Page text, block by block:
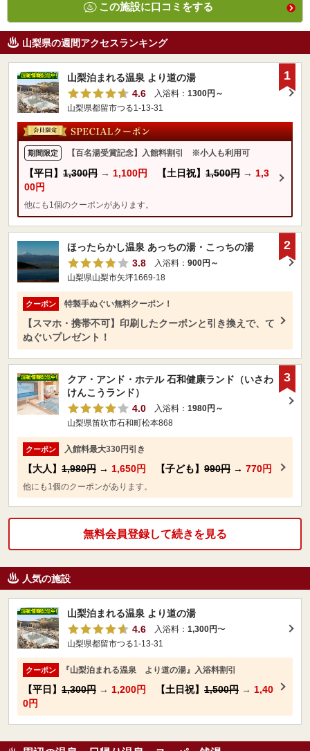
この施設に口コミをする
山梨県の週間アクセスランキング
山梨泊まれる温泉 より道の湯
4.6
入浴料： 1300円～
山梨県都留市つる1-13-31
期間限定 【百名湯受賞記念】入館料割引 ※小人も利用可
【平日】 1,300円 → 1,100円 【土日祝】 1,500円 → 1,3
00円
他にも1個のクーポンがあります。
1
ほったらかし温泉 あっちの湯・こっちの湯
3.8
入浴料： 900円～
山梨県山梨市矢坪1669-18
クーポン 特製手ぬぐい無料クーポン！
【スマホ・携帯不可】印刷したクーポンと引き換えで、て
ぬぐいプレゼント！
2
クア・アンド・ホテル 石和健康ランド（いさわ
けんこうランド）
4.0
入浴料： 1980円～
山梨県笛吹市石和町松本868
クーポン 入館料最大330円引き
【大人】 1,980円 → 1,650円 【子ども】 990円 → 770円
他にも1個のクーポンがあります。
3
無料会員登録して続きを見る
人気の施設
山梨泊まれる温泉 より道の湯
4.6
入浴料： 1,300円〜
山梨県都留市つる1-13-31
クーポン 『山梨泊まれる温泉 より道の湯』入浴料割引
【平日】 1,300円 → 1,200円 【土日祝】 1,500円 → 1,40
0円